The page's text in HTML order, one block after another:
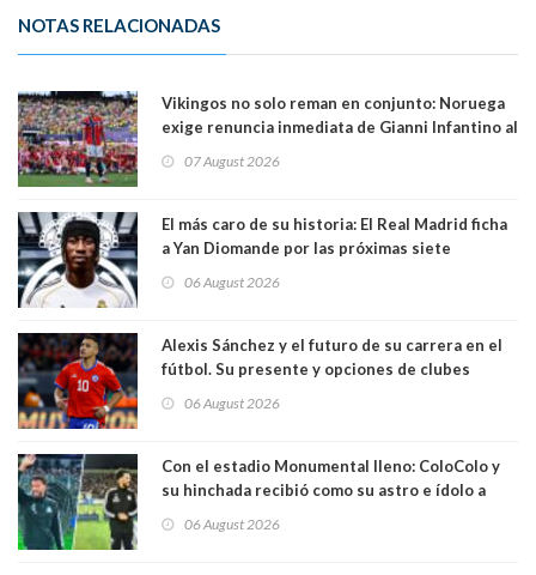
NOTAS RELACIONADAS
Vikingos no solo reman en conjunto: Noruega
exige renuncia inmediata de Gianni Infantino al
07 August 2026
El más caro de su historia: El Real Madrid ficha
a Yan Diomande por las próximas siete
06 August 2026
Alexis Sánchez y el futuro de su carrera en el
fútbol. Su presente y opciones de clubes
06 August 2026
Con el estadio Monumental lleno: ColoColo y
su hinchada recibió como su astro e ídolo a
06 August 2026